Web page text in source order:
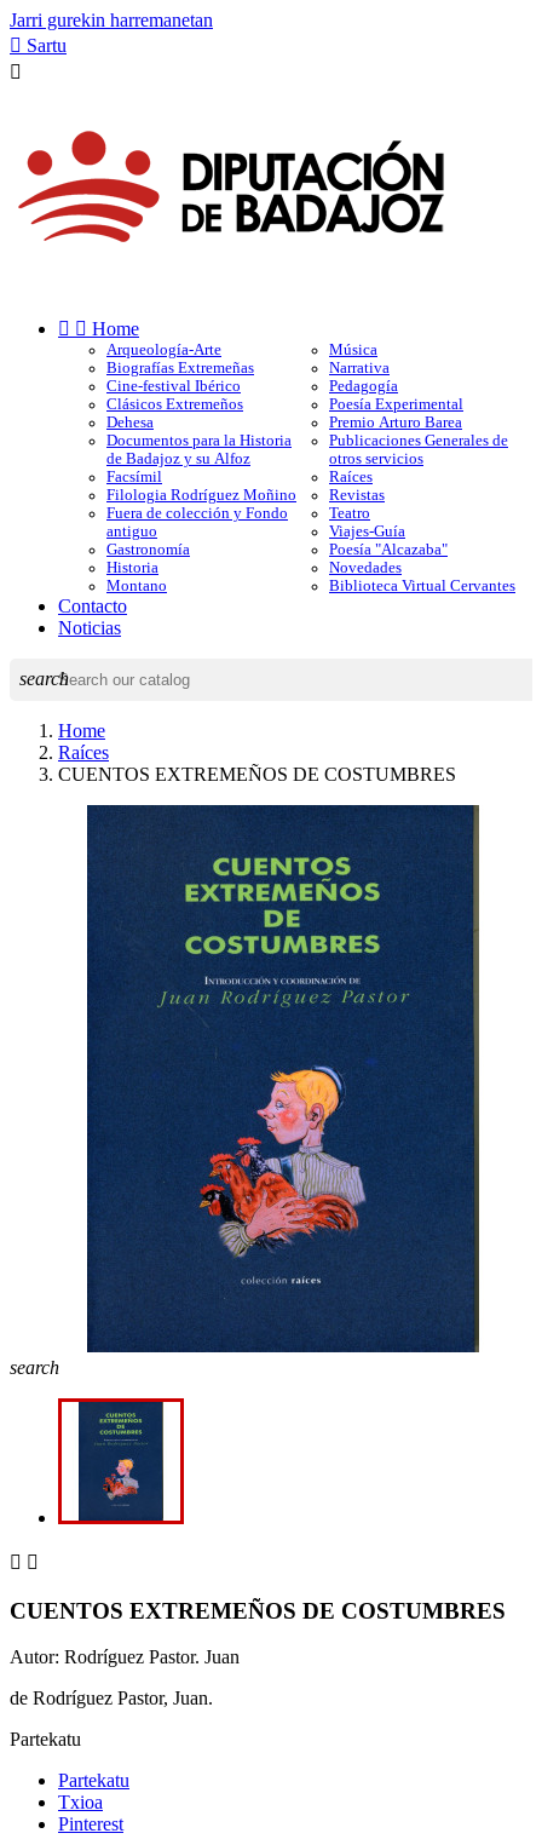
Jarri gurekin harremanetan
 Sartu

  Home
Arqueología-Arte
Biografías Extremeñas
Cine-festival Ibérico
Clásicos Extremeños
Dehesa
Documentos para la Historia
de Badajoz y su Alfoz
Facsímil
Filologia Rodríguez Moñino
Fuera de colección y Fondo
antiguo
Gastronomía
Historia
Montano
Música
Narrativa
Pedagogía
Poesía Experimental
Premio Arturo Barea
Publicaciones Generales de
otros servicios
Raíces
Revistas
Teatro
Viajes-Guía
Poesía "Alcazaba"
Novedades
Biblioteca Virtual Cervantes
Contacto
Noticias
search
Home
Raíces
CUENTOS EXTREMEÑOS DE COSTUMBRES
search
 
CUENTOS EXTREMEÑOS DE COSTUMBRES
Autor: Rodríguez Pastor. Juan
de Rodríguez Pastor, Juan.
Partekatu
Partekatu
Txioa
Pinterest